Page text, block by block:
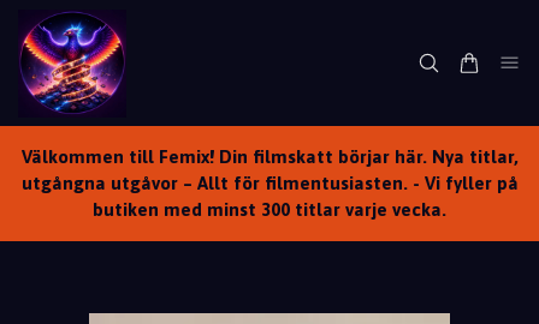
Välkommen till Femix! Din filmskatt börjar här. Nya titlar,
utgångna utgåvor – Allt för filmentusiasten. - Vi fyller på
butiken med minst 300 titlar varje vecka.